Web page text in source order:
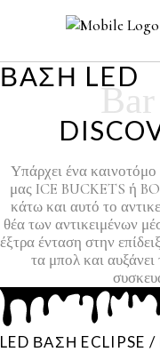
No products in the
ΒΑΣΗ LED
Υπάρχει ένα
μας ICE BUCKETS ή
κάτω και αυτό το
θέα των αντικειμένων
έξτρα ένταση στην
τα μπολ και
LED ΒΑΣΗ ECLIPSE